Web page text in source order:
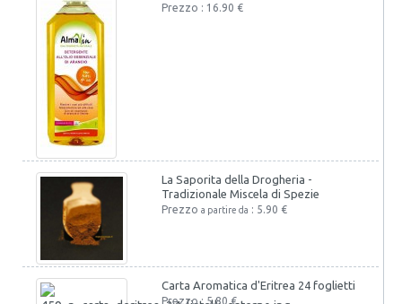
Prezzo : 16.90 €
La Saporita della Drogheria -
Tradizionale Miscela di Spezie
Prezzoa partire da : 5.90 €
Carta Aromatica d'Eritrea 24 foglietti
Prezzo : 5.80 €